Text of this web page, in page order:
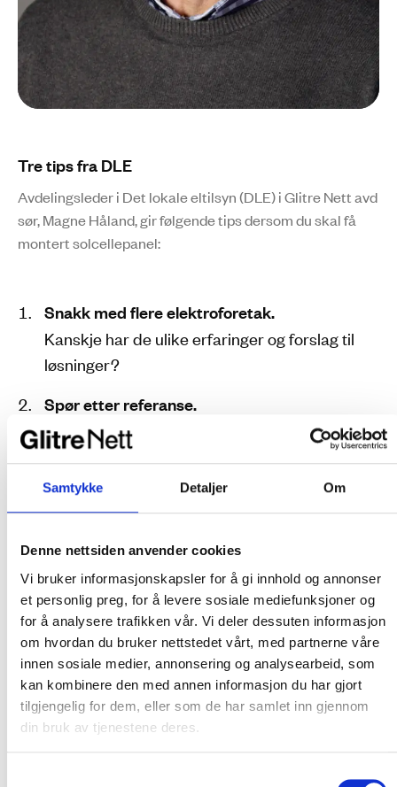
Samtykke Detaljer Om
Denne nettsiden anvender cookies
Vi bruker informasjonskapsler for å gi innhold og annonser
et personlig preg, for å levere sosiale mediefunksjoner og
for å analysere trafikken vår. Vi deler dessuten informasjon
om hvordan du bruker nettstedet vårt, med partnerne våre
innen sosiale medier, annonsering og analysearbeid, som
kan kombinere den med annen informasjon du har gjort
tilgjengelig for dem, eller som de har samlet inn gjennom
din bruk av tjenestene deres.
Tre tips fra DLE
Avdelingsleder i Det lokale eltilsyn (DLE) i Glitre Nett avd
sør, Magne Håland, gir følgende tips dersom du skal få
montert solcellepanel:
Snakk med flere elektroforetak.
Kanskje har de ulike erfaringer og forslag til
løsninger?
Spør etter referanse.
Bygging av solcelleanlegg er fortsatt veldig
nytt for mange. Gode kundereferanser kan
være en pekepinn på om elektroinstallatøren
har gode fagkunnskaper på området.
Forhold deg til et elektroforetak.
Det er elektroforetaket som er ansvarlig for
samsvarserklæring og dokumentasjon. Dette
er eiers garanti for at planlegging, utførelse og
endring av et elektrisk anlegg er i henhold til
gjeldende sikkerhetskrav.
Elsikkerhet nr 95 (01/2024)